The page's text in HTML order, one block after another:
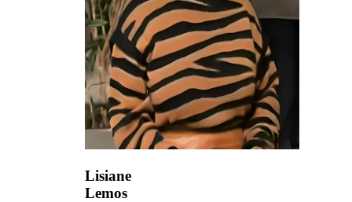
Lisiane
Lemos